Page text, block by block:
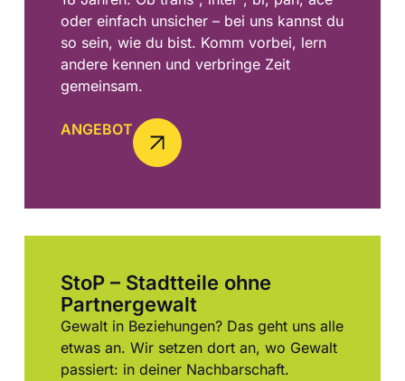
oder einfach unsicher – bei uns kannst du
so sein, wie du bist. Komm vorbei, lern
andere kennen und verbringe Zeit
gemeinsam.
ANGEBOT
StoP – Stadtteile ohne
Partnergewalt
Gewalt in Beziehungen? Das geht uns alle
etwas an. Wir setzen dort an, wo Gewalt
passiert: in deiner Nachbarschaft.